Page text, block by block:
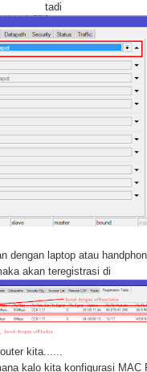
tadi
dengan laptop atau
akan teregistrasi di
kita......
kalo kita konfigurasi MAC